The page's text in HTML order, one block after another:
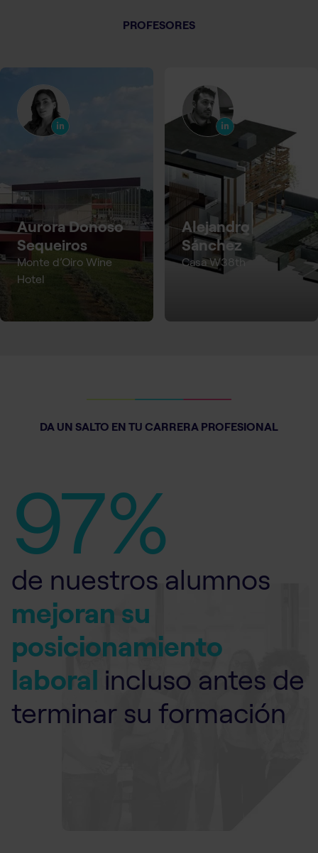
PROFESORES
Aurora Donoso
Sequeiros
Monte d’Oiro Wine
Hotel
Alejandro
Sánchez
Casa W38th
DA UN SALTO EN TU CARRERA PROFESIONAL
97%
de nuestros alumnos
mejoran su
posicionamiento
laboral incluso antes de
terminar su formación